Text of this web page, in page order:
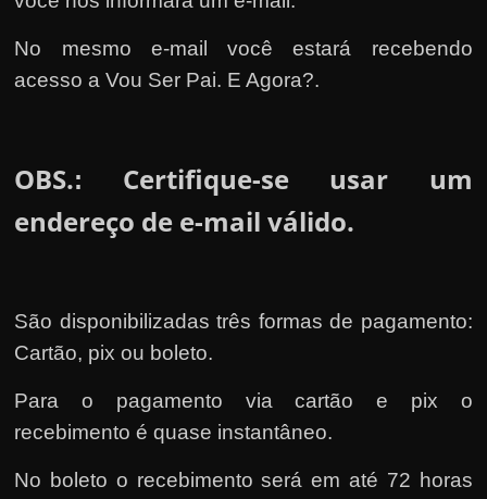
No mesmo e-mail você estará recebendo
acesso a Vou Ser Pai. E Agora?.
OBS.:
Certifique-se usar um
endereço de e-mail válido.
São disponibilizadas três formas de pagamento:
Cartão, pix ou boleto.
Para o pagamento via cartão e pix o
recebimento é quase instantâneo.
No boleto o recebimento será em até 72 horas